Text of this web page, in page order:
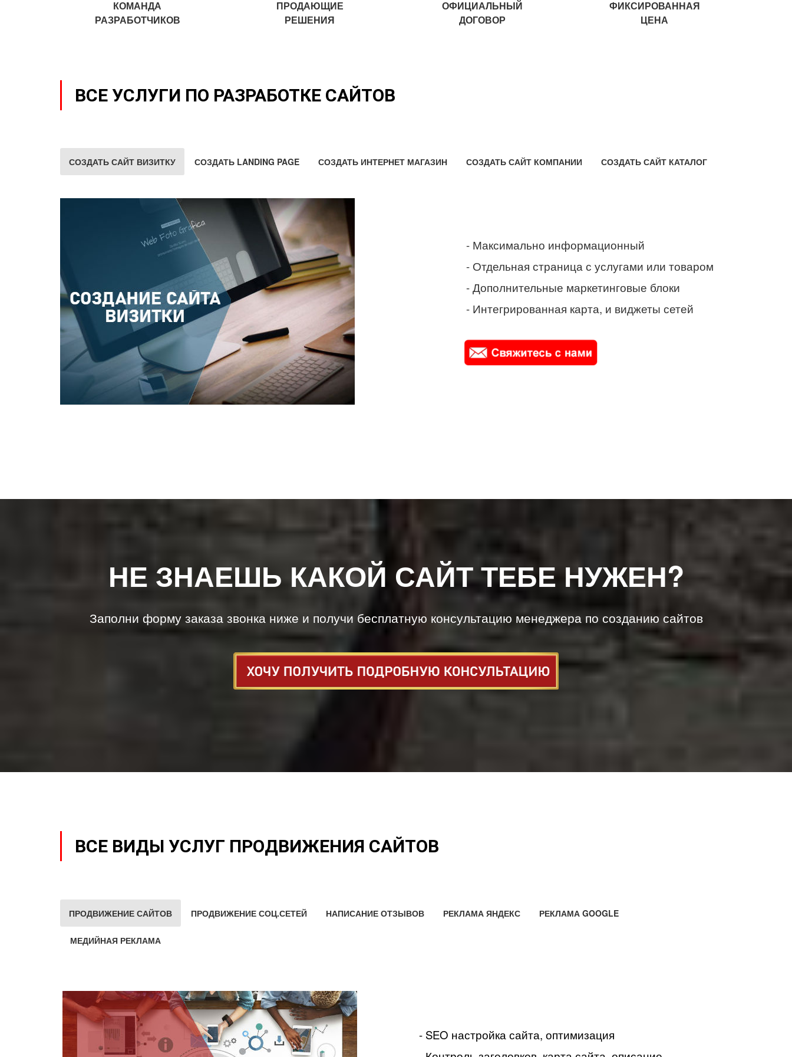
КОМАНДА
РАЗРАБОТЧИКОВ
ПРОДАЮЩИЕ
РЕШЕНИЯ
ОФИЦИАЛЬНЫЙ
ДОГОВОР
ФИКСИРОВАННАЯ
ЦЕНА
ВСЕ УСЛУГИ ПО РАЗРАБОТКЕ САЙТОВ
СОЗДАТЬ САЙТ ВИЗИТКУ СОЗДАТЬ LANDING PAGE СОЗДАТЬ ИНТЕРНЕТ МАГАЗИН СОЗДАТЬ САЙТ КОМПАНИИ СОЗДАТЬ САЙТ КАТАЛОГ
- Максимально информационный
- Отдельная страница с услугами или товаром
- Дополнительные маркетинговые блоки
- Интегрированная карта, и виджеты сетей
НЕ ЗНАЕШЬ КАКОЙ САЙТ ТЕБЕ НУЖЕН?
Заполни форму заказа звонка ниже и получи бесплатную консультацию менеджера по созданию сайтов
ВСЕ ВИДЫ УСЛУГ ПРОДВИЖЕНИЯ САЙТОВ
ПРОДВИЖЕНИЕ САЙТОВ ПРОДВИЖЕНИЕ СОЦ.СЕТЕЙ НАПИСАНИЕ ОТЗЫВОВ РЕКЛАМА ЯНДЕКС РЕКЛАМА GOOGLE
МЕДИЙНАЯ РЕКЛАМА
- SEO настройка сайта, оптимизация